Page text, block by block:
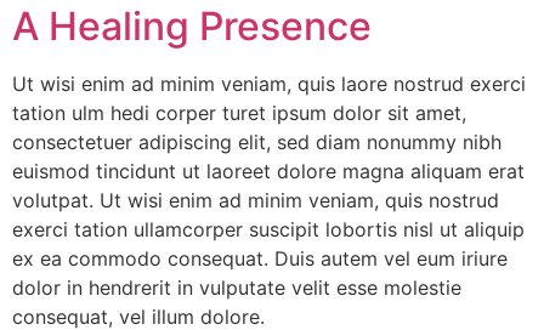
A Healing Presence
Ut wisi enim ad minim veniam, quis laore nostrud exerci
tation ulm hedi corper turet ipsum dolor sit amet,
consectetuer adipiscing elit, sed diam nonummy nibh
euismod tincidunt ut laoreet dolore magna aliquam erat
volutpat. Ut wisi enim ad minim veniam, quis nostrud
exerci tation ullamcorper suscipit lobortis nisl ut aliquip
ex ea commodo consequat. Duis autem vel eum iriure
dolor in hendrerit in vulputate velit esse molestie
consequat, vel illum dolore.